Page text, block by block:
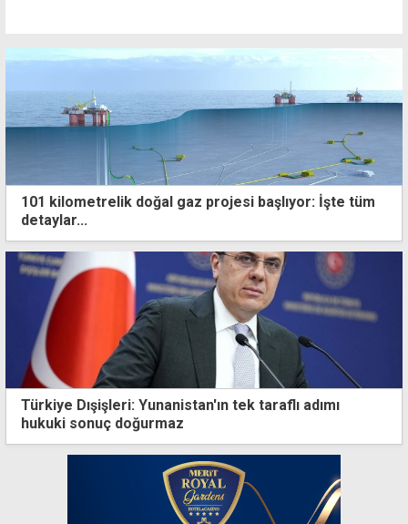
101 kilometrelik doğal gaz projesi başlıyor: İşte tüm
detaylar...
Türkiye Dışişleri: Yunanistan'ın tek taraflı adımı
hukuki sonuç doğurmaz